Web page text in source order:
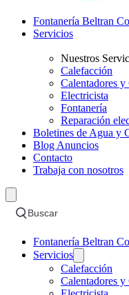
Fontanería Beltran
Servicios
Nuestros
Calefacción
Calentadores y
Electricista
Fontanería
Reparación
Boletines de Agua y
Blog Anuncios
Contacto
Trabaja con nosotros
Buscar
Fontanería Beltran
Servicios
Calefacción
Calentadores y